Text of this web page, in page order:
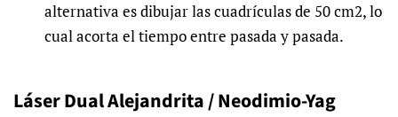
alternativa es dibujar las cuadrículas de 50 cm2, lo
cual acorta el tiempo entre pasada y pasada.
Láser Dual Alejandrita / Neodimio-Yag